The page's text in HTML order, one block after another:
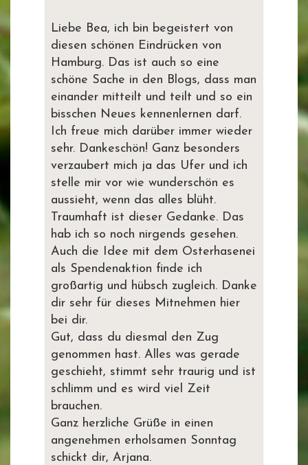
Liebe Bea, ich bin begeistert von
diesen schönen Eindrücken von
Hamburg. Das ist auch so eine
schöne Sache in den Blogs, dass man
einander mitteilt und teilt und so ein
bisschen Neues kennenlernen darf.
Ich freue mich darüber immer wieder
sehr. Dankeschön! Ganz besonders
verzaubert mich ja das Ufer und ich
stelle mir vor wie wunderschön es
aussieht, wenn das alles blüht.
Traumhaft ist dieser Gedanke. Das
hab ich so noch nirgends gesehen.
Auch die Idee mit dem Osterhasenei
als Spendenaktion finde ich
großartig und hübsch zugleich. Danke
dir sehr für dieses Mitnehmen hier
bei dir.
Gut, dass du diesmal den Zug
genommen hast. Alles was gerade
geschieht, stimmt sehr traurig und ist
schlimm und es wird viel Zeit
brauchen.
Ganz herzliche Grüße in einen
angenehmen erholsamen Sonntag
schickt dir, Arjana.